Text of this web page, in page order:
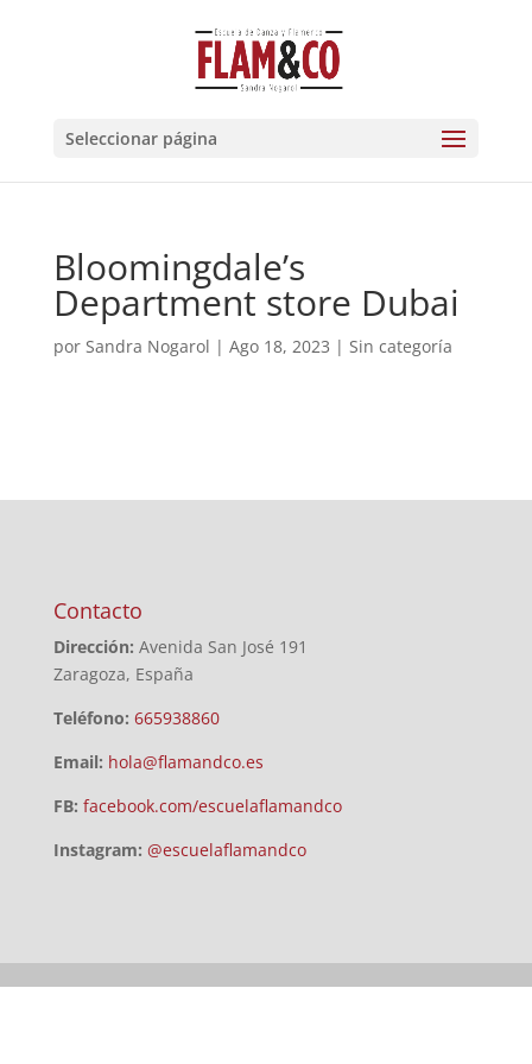
Seleccionar página
Bloomingdale’s
Department store Dubai
por Sandra Nogarol | Ago 18, 2023 | Sin categoría
Contacto
Dirección: Avenida San José 191
Zaragoza, España
Teléfono: 665938860
Email: hola@flamandco.es
FB: facebook.com/escuelaflamandco
Instagram: @escuelaflamandco